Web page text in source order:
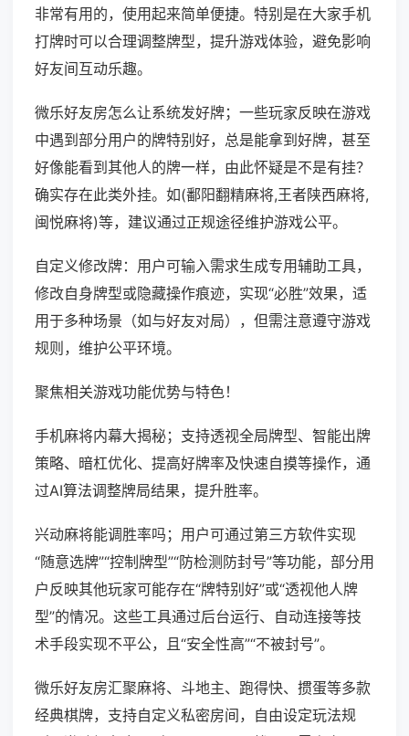
非常有用的，使用起来简单便捷。特别是在大家手机
打牌时可以合理调整牌型，提升游戏体验，避免影响
好友间互动乐趣。
微乐好友房怎么让系统发好牌；一些玩家反映在游戏
中遇到部分用户的牌特别好，总是能拿到好牌，甚至
好像能看到其他人的牌一样，由此怀疑是不是有挂？
确实存在此类外挂。如(鄱阳翻精麻将,王者陕西麻将,
闽悦麻将)等，建议通过正规途径维护游戏公平。
自定义修改牌：用户可输入需求生成专用辅助工具，
修改自身牌型或隐藏操作痕迹，实现“必胜”效果，适
用于多种场景（如与好友对局），但需注意遵守游戏
规则，维护公平环境。
聚焦相关游戏功能优势与特色！
手机麻将内幕大揭秘；支持透视全局牌型、智能出牌
策略、暗杠优化、提高好牌率及快速自摸等操作，通
过AI算法调整牌局结果，提升胜率。
兴动麻将能调胜率吗；用户可通过第三方软件实现
“随意选牌”“控制牌型”“防检测防封号”等功能，部分用
户反映其他玩家可能存在“牌特别好”或“透视他人牌
型”的情况。这些工具通过后台运行、自动连接等技
术手段实现不平公，且“安全性高”“不被封号”。
微乐好友房汇聚麻将、斗地主、跑得快、掼蛋等多款
经典棋牌，支持自定义私密房间，自由设定玩法规